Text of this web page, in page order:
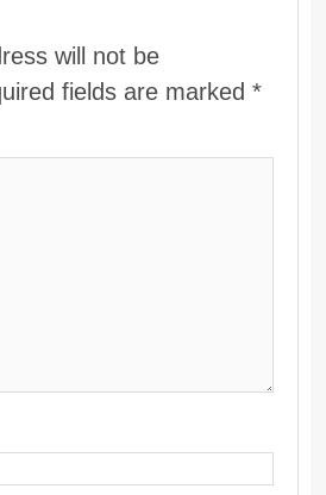
will not be
fields are marked*